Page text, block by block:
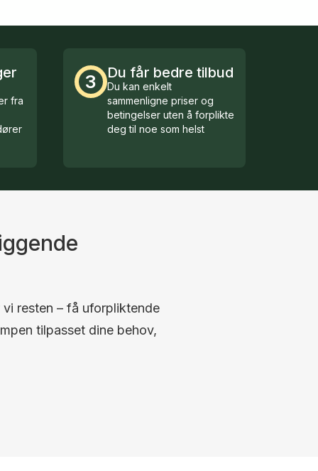
fra
3 Du får bedre tilbud
Du kan enkelt
sammenligne priser og
betingelser uten å forplikte
deg til noe som helst
resten – få uforpliktende
tilpasset dine behov,